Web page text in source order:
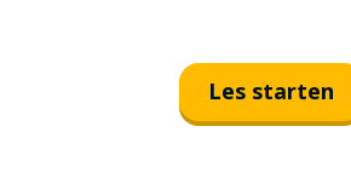
Les starten